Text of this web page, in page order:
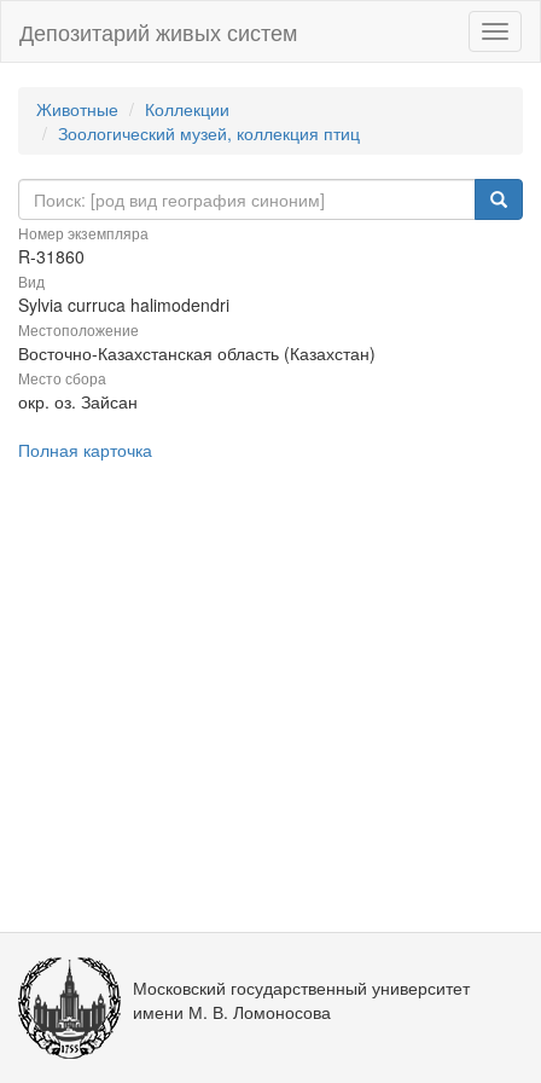
Депозитарий живых систем
Животные
Коллекции
Зоологический музей, коллекция птиц
Номер экземпляра
R-31860
Вид
Sylvia curruca halimodendri
Местоположение
Восточно-Казахстанская область (Казахстан)
Место сбора
окр. оз. Зайсан
Полная карточка
Московский государственный университет
имени М. В. Ломоносова